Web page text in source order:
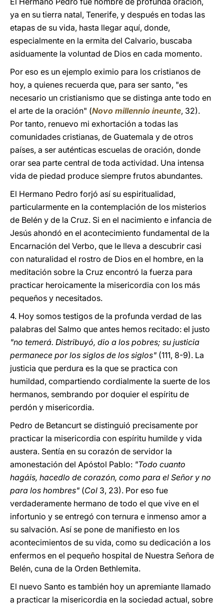
ya en su tierra natal, Tenerife, y después en todas las
etapas de su vida, hasta llegar aquí, donde,
especialmente en la ermita del Calvario, buscaba
asiduamente la voluntad de Dios en cada momento.
Por eso es un ejemplo eximio para los cristianos de
hoy, a quienes recuerda que, para ser santo, "es
necesario un cristianismo que se distinga ante todo en
el arte de la oración" (Novo millennio ineunte, 32).
Por tanto, renuevo mi exhortación a todas las
comunidades cristianas, de Guatemala y de otros
países, a ser auténticas escuelas de oración, donde
orar sea parte central de toda actividad. Una intensa
vida de piedad produce siempre frutos abundantes.
El Hermano Pedro forjó así su espiritualidad,
particularmente en la contemplación de los misterios
de Belén y de la Cruz. Si en el nacimiento e infancia de
Jesús ahondó en el acontecimiento fundamental de la
Encarnación del Verbo, que le lleva a descubrir casi
con naturalidad el rostro de Dios en el hombre, en la
meditación sobre la Cruz encontró la fuerza para
practicar heroicamente la misericordia con los más
pequeños y necesitados.
4. Hoy somos testigos de la profunda verdad de las
palabras del Salmo que antes hemos recitado: el justo
"no temerá. Distribuyó, dio a los pobres; su justicia
permanece por los siglos de los siglos" (111, 8-9). La
justicia que perdura es la que se practica con
humildad, compartiendo cordialmente la suerte de los
hermanos, sembrando por doquier el espíritu de
perdón y misericordia.
Pedro de Betancurt se distinguió precisamente por
practicar la misericordia con espíritu humilde y vida
austera. Sentía en su corazón de servidor la
amonestación del Apóstol Pablo: "Todo cuanto
hagáis, hacedlo de corazón, como para el Señor y no
para los hombres" (Col 3, 23). Por eso fue
verdaderamente hermano de todo el que vive en el
infortunio y se entregó con ternura e inmenso amor a
su salvación. Así se pone de manifiesto en los
acontecimientos de su vida, como su dedicación a los
enfermos en el pequeño hospital de Nuestra Señora de
Belén, cuna de la Orden Bethlemita.
El nuevo Santo es también hoy un apremiante llamado
a practicar la misericordia en la sociedad actual, sobre